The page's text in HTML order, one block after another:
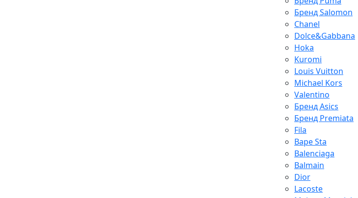
Бренд Salomon
Chanel
Dolce&Gabbana
Hoka
Kuromi
Louis Vuitton
Michael Kors
Valentino
Бренд Asics
Бренд Premiata
Fila
Bape Sta
Balenciaga
Balmain
Dior
Lacoste